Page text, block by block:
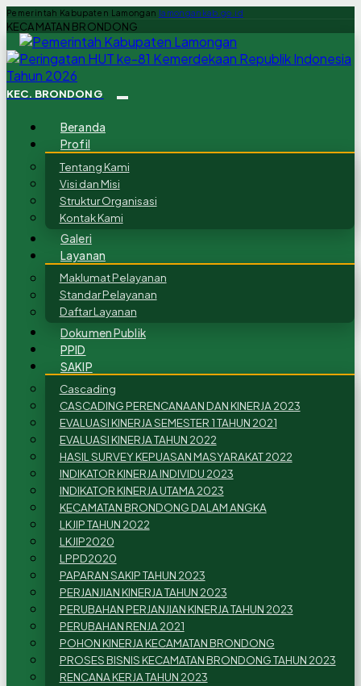
Pemerintah Kabupaten Lamongan lamongankab.go.id
KECAMATAN BRONDONG
KEC. BRONDONG
Beranda
Profil
Tentang Kami
Visi dan Misi
Struktur Organisasi
Kontak Kami
Galeri
Layanan
Maklumat Pelayanan
Standar Pelayanan
Daftar Layanan
Dokumen Publik
PPID
SAKIP
Cascading
CASCADING PERENCANAAN DAN KINERJA 2023
EVALUASI KINERJA SEMESTER 1 TAHUN 2021
EVALUASI KINERJA TAHUN 2022
HASIL SURVEY KEPUASAN MASYARAKAT 2022
INDIKATOR KINERJA INDIVIDU 2023
INDIKATOR KINERJA UTAMA 2023
KECAMATAN BRONDONG DALAM ANGKA
LKJIP TAHUN 2022
LKJIP2020
LPPD2020
PAPARAN SAKIP TAHUN 2023
PERJANJIAN KINERJA TAHUN 2023
PERUBAHAN PERJANJIAN KINERJA TAHUN 2023
PERUBAHAN RENJA 2021
POHON KINERJA KECAMATAN BRONDONG
PROSES BISNIS KECAMATAN BRONDONG TAHUN 2023
RENCANA KERJA TAHUN 2023